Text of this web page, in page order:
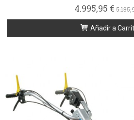
4.995,95 €
Añadir a